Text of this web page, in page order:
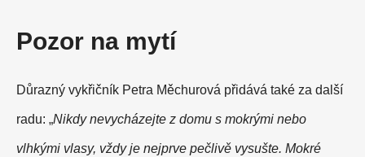
Pozor na mytí
Důrazný vykřičník Petra Měchurová přidává také za další
radu: „Nikdy nevycházejte z domu s mokrými nebo
vlhkými vlasy, vždy je nejprve pečlivě vysušte. Mokré